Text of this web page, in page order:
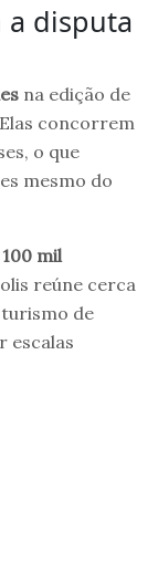
a disputa
na edição de
concorrem
o que
mesmo do
100 mil
reúne cerca
de
escalas